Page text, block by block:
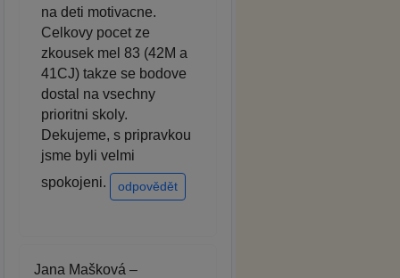
na deti motivacne.
Celkovy pocet ze
zkousek mel 83 (42M a
41CJ) takze se bodove
dostal na vsechny
prioritni skoly.
Dekujeme, s pripravkou
jsme byli velmi
spokojeni.
odpovědět
Jana Mašková –